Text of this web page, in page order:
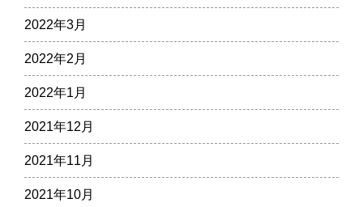
2022年3月
2022年2月
2022年1月
2021年12月
2021年11月
2021年10月